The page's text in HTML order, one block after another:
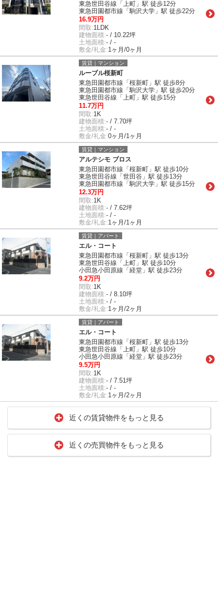
東急世田谷線「上町」駅 徒歩12分
東急田園都市線「駒沢大学」駅 徒歩22分
16.9万円
間取:1LDK
建物面積:- / 10.22坪
土地面積:- / -
敷金/礼金:1ヶ月/0ヶ月
賃貸｜マンション
ルーブル桜新町
東急田園都市線「桜新町」駅 徒歩8分
東急田園都市線「駒沢大学」駅 徒歩20分
東急世田谷線「上町」駅 徒歩15分
11.7万円
間取:1K
建物面積:- / 7.70坪
土地面積:- / -
敷金/礼金:0ヶ月/1ヶ月
賃貸｜マンション
アルテシモ ブロス
東急田園都市線「桜新町」駅 徒歩10分
東急世田谷線「世田谷」駅 徒歩13分
東急田園都市線「駒沢大学」駅 徒歩15分
12.3万円
間取:1K
建物面積:- / 7.62坪
土地面積:- / -
敷金/礼金:1ヶ月/1ヶ月
賃貸｜アパート
エル・コート
東急田園都市線「桜新町」駅 徒歩13分
東急世田谷線「上町」駅 徒歩10分
小田急小田原線「経堂」駅 徒歩23分
9.2万円
間取:1K
建物面積:- / 8.10坪
土地面積:- / -
敷金/礼金:1ヶ月/2ヶ月
賃貸｜アパート
エル・コート
東急田園都市線「桜新町」駅 徒歩13分
東急世田谷線「上町」駅 徒歩10分
小田急小田原線「経堂」駅 徒歩23分
9.5万円
間取:1K
建物面積:- / 7.51坪
土地面積:- / -
敷金/礼金:1ヶ月/2ヶ月
近くの賃貸物件をもっと見る
近くの売買物件をもっと見る